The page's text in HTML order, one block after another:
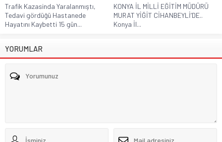
Trafik Kazasinda Yaralanmıştı,
Tedavi gördüğü Hastanede
Hayatını Kaybetti 15 gün...
KONYA İL MİLLİ EĞİTİM MÜDÜRÜ
MURAT YİĞİT CİHANBEYLİ’DE..
Konya İl...
YORUMLAR